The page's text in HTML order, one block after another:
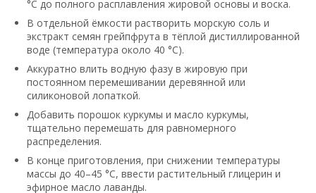
°C до полного расплавления жировой основы и воска.
В отдельной ёмкости растворить морскую соль и
экстракт семян грейпфрута в тёплой дистиллированной
воде (температура около 40 °C).
Аккуратно влить водную фазу в жировую при
постоянном перемешивании деревянной или
силиконовой лопаткой.
Добавить порошок куркумы и масло куркумы,
тщательно перемешать для равномерного
распределения.
В конце приготовления, при снижении температуры
массы до 40–45 °C, ввести растительный глицерин и
эфирное масло лаванды.